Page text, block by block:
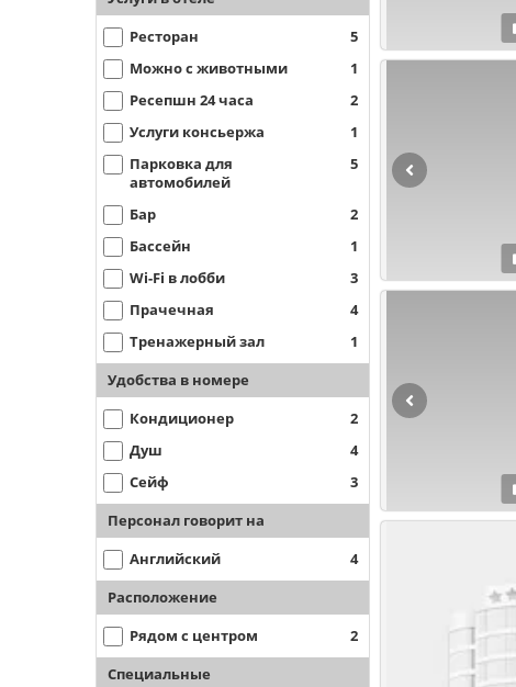
Ресторан
5
Можно с животными
1
Ресепшн 24 часа
2
Услуги консьержа
1
Парковка для
автомобилей
5
Бар
2
Бассейн
1
Wi-Fi в лобби
3
Прачечная
4
Тренажерный зал
1
Удобства в номере
Кондиционер
2
Душ
4
Сейф
3
Персонал говорит на
Английский 4
Расположение
Рядом с центром 2
Специальные